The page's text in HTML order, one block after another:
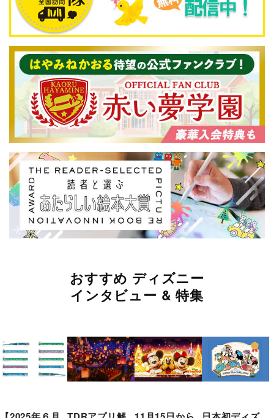
おすすめ ディズニー
インタビュー & 特集